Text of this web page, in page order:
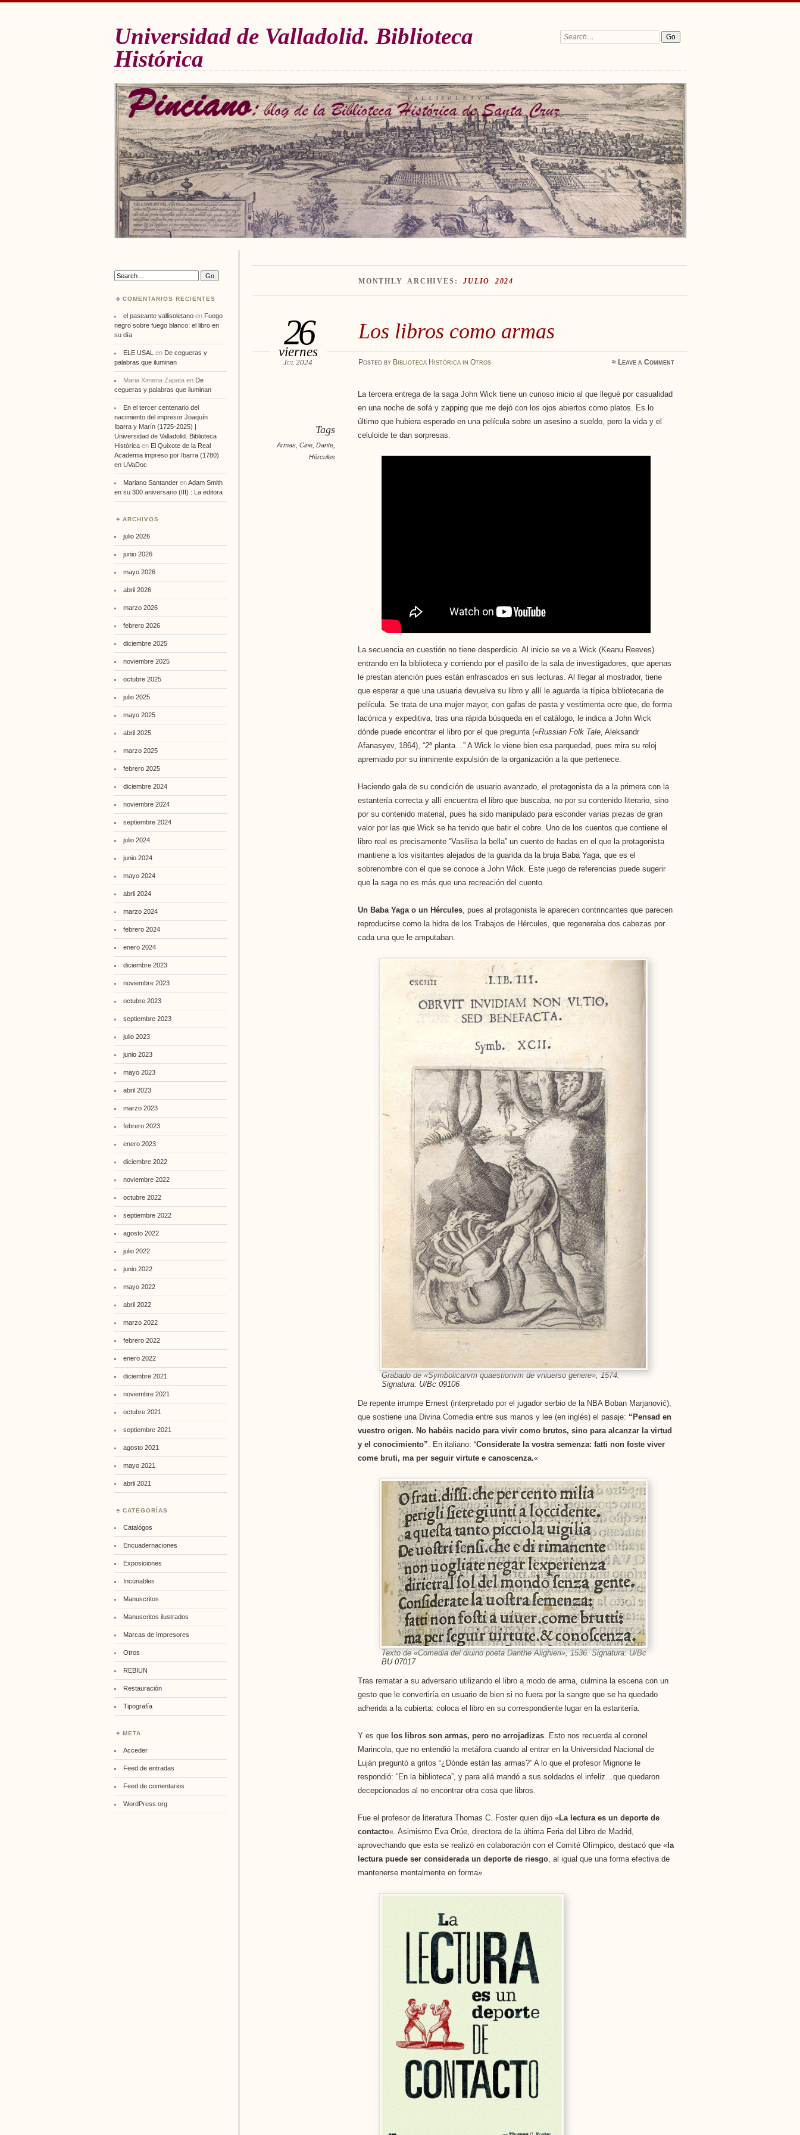
Universidad de Valladolid. Biblioteca
Histórica
Search:
MONTHLY ARCHIVES:JULIO 2024
Los libros como armas
26
viernes
Jul 2024 Posted by Biblioteca Históricain Otros ≈ Leave a Comment
Tags
Armas,Cine,Dante,
Hércules
La tercera entrega de la saga John Wick tiene un curioso inicio al que llegué por casualidad
en una noche de sofá y zapping que me dejó con los ojos abiertos como platos. Es lo
último que hubiera esperado en una película sobre un asesino a sueldo, pero la vida y el
celuloide te dan sorpresas.
La secuencia en cuestión no tiene desperdicio. Al inicio se ve a Wick (Keanu Reeves)
entrando en la biblioteca y corriendo por el pasillo de la sala de investigadores, que apenas
le prestan atención pues están enfrascados en sus lecturas. Al llegar al mostrador, tiene
que esperar a que una usuaria devuelva su libro y allí le aguarda la típica bibliotecaria de
película. Se trata de una mujer mayor, con gafas de pasta y vestimenta ocre que, de forma
lacónica y expeditiva, tras una rápida búsqueda en el catálogo, le indica a John Wick
dónde puede encontrar el libro por el que pregunta («Russian Folk Tale, Aleksandr
Afanasyev, 1864), “2ª planta…” A Wick le viene bien esa parquedad, pues mira su reloj
apremiado por su inminente expulsión de la organización a la que pertenece.
Haciendo gala de su condición de usuario avanzado, el protagonista da a la primera con la
estantería correcta y allí encuentra el libro que buscaba, no por su contenido literario, sino
por su contenido material, pues ha sido manipulado para esconder varias piezas de gran
valor por las que Wick se ha tenido que batir el cobre. Uno de los cuentos que contiene el
libro real es precisamente “Vasilisa la bella” un cuento de hadas en el que la protagonista
mantiene a los visitantes alejados de la guarida da la bruja Baba Yaga, que es el
sobrenombre con el que se conoce a John Wick. Este juego de referencias puede sugerir
que la saga no es más que una recreación del cuento.
Un Baba Yaga o un Hércules, pues al protagonista le aparecen contrincantes que parecen
reproducirse como la hidra de los Trabajos de Hércules, que regeneraba dos cabezas por
cada una que le amputaban.
Grabado de «Symbolicarvm quaestionvm de vniuerso genere», 1574.
Signatura: U/Bc 09106
De repente irrumpe Ernest (interpretado por el jugador serbio de la NBA Boban Marjanović),
que sostiene una Divina Comedia entre sus manos y lee (en inglés) el pasaje: “Pensad en
vuestro origen. No habéis nacido para vivir como brutos, sino para alcanzar la virtud
y el conocimiento” . En italiano: “Considerate la vostra semenza: fatti non foste viver
come bruti, ma per seguir virtute e canoscenza.«
Texto de «Comedia del diuino poeta Danthe Alighieri», 1536. Signatura: U/Bc
BU 07017
Tras rematar a su adversario utilizando el libro a modo de arma, culmina la escena con un
gesto que le convertiría en usuario de bien si no fuera por la sangre que se ha quedado
adherida a la cubierta: coloca el libro en su correspondiente lugar en la estantería.
Y es que los libros son armas, pero no arrojadizas . Esto nos recuerda al coronel
Marincola, que no entendió la metáfora cuando al entrar en la Universidad Nacional de
Luján preguntó a gritos “¿Dónde están las armas?” A lo que el profesor Mignone le
respondió: “En la biblioteca”, y para allá mandó a sus soldados el infeliz…que quedaron
decepcionados al no encontrar otra cosa que libros.
Fue el profesor de literatura Thomas C. Foster quien dijo « La lectura es un deporte de
contacto«. Asimismo Eva Orúe, directora de la última Feria del Libro de Madrid,
aprovechando que esta se realizó en colaboración con el Comité Olímpico, destacó que « la
lectura puede ser considerada un deporte de riesgo , al igual que una forma efectiva de
mantenerse mentalmente en forma».
Search:
COMENTARIOS RECIENTES
el paseante vallisoletanoen Fuego
negro sobre fuego blanco: el libro en
su día
ELE USAL en De cegueras y
palabras que iluminan
Maria Ximena Zapataen De
cegueras y palabras que iluminan
En el tercer centenario del
nacimiento del impresor Joaquín
Ibarra y Marín (1725-2025) |
Universidad de Valladolid. Biblioteca
Histórica en El Quixote de la Real
Academia impreso por Ibarra (1780)
en UVaDoc
Mariano SantanderenAdam Smith
en su 300 aniversario (III) : La editora
ARCHIVOS
julio 2026
junio 2026
mayo 2026
abril 2026
marzo 2026
febrero 2026
diciembre 2025
noviembre 2025
octubre 2025
julio 2025
mayo 2025
abril 2025
marzo 2025
febrero 2025
diciembre 2024
noviembre 2024
septiembre 2024
julio 2024
junio 2024
mayo 2024
abril 2024
marzo 2024
febrero 2024
enero 2024
diciembre 2023
noviembre 2023
octubre 2023
septiembre 2023
julio 2023
junio 2023
mayo 2023
abril 2023
marzo 2023
febrero 2023
enero 2023
diciembre 2022
noviembre 2022
octubre 2022
septiembre 2022
agosto 2022
julio 2022
junio 2022
mayo 2022
abril 2022
marzo 2022
febrero 2022
enero 2022
diciembre 2021
noviembre 2021
octubre 2021
septiembre 2021
agosto 2021
mayo 2021
abril 2021
CATEGORÍAS
Catalógos
Encuadernaciones
Exposiciones
Incunables
Manuscritos
Manuscritos ilustrados
Marcas de Impresores
Otros
REBIUN
Restauración
Tipografía
META
Acceder
Feed de entradas
Feed de comentarios
WordPress.org